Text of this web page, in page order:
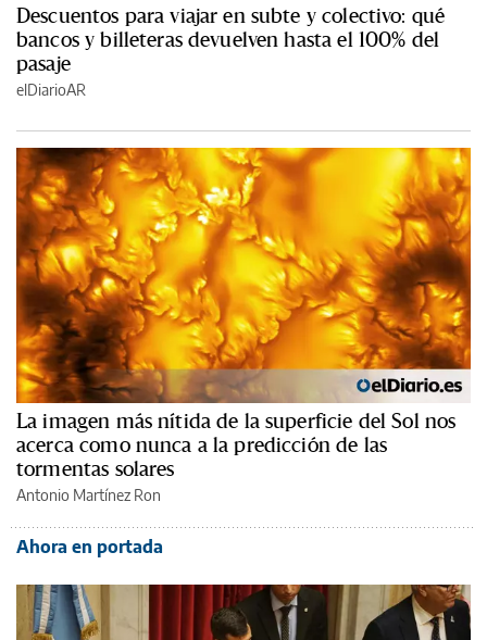
Descuentos para viajar en subte y colectivo: qué
bancos y billeteras devuelven hasta el 100% del
pasaje
elDiarioAR
La imagen más nítida de la superficie del Sol nos
acerca como nunca a la predicción de las
tormentas solares
Antonio Martínez Ron
Ahora en portada